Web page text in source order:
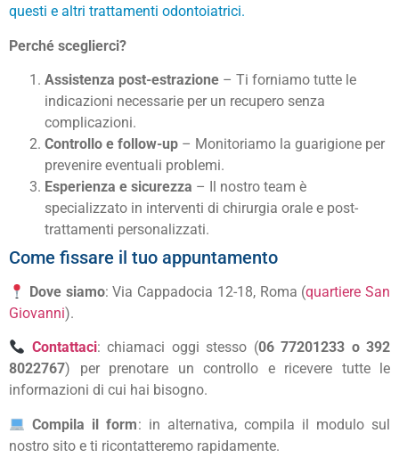
questi e altri trattamenti odontoiatrici.
Perché sceglierci?
Assistenza post-estrazione – Ti forniamo tutte le
indicazioni necessarie per un recupero senza
complicazioni.
Controllo e follow-up – Monitoriamo la guarigione per
prevenire eventuali problemi.
Esperienza e sicurezza – Il nostro team è
specializzato in interventi di chirurgia orale e post-
trattamenti personalizzati.
Come fissare il tuo appuntamento
Dove siamo: Via Cappadocia 12-18, Roma (quartiere San
Giovanni).
Contattaci: chiamaci oggi stesso (06 77201233 o 392
8022767) per prenotare un controllo e ricevere tutte le
informazioni di cui hai bisogno.
Compila il form: in alternativa, compila il modulo sul
nostro sito e ti ricontatteremo rapidamente.